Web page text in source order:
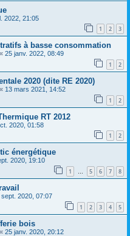
2022, 21:05
1 2 3
à basse consommation
« 25 janv. 2022, 08:49
1 2
2020 (dite RE 2020)
« 13 mars 2021, 14:52
1 2
RT 2012
2020, 01:58
1 2
énergétique
2020, 19:10
1 … 5 6 7 8
sept. 2020, 07:07
1 2 3 4 5
bois
« 25 janv. 2020, 20:12